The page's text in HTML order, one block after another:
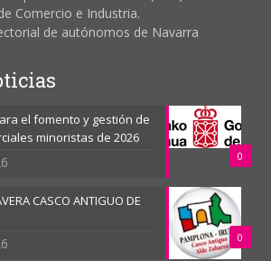
Comercio e Industria.
de autónomos de Navarra
0
el fomento y gestión de
minoristas de 2026
0
CASCO ANTIGUO DE